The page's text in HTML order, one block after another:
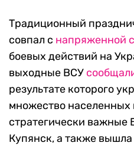
Традиционный
совпал с напряженной
боевых действий на
выходные ВСУ
результате которого
множество населенных
стратегически важные
Купянск, а также